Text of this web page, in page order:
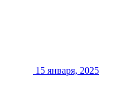
15 января, 2025